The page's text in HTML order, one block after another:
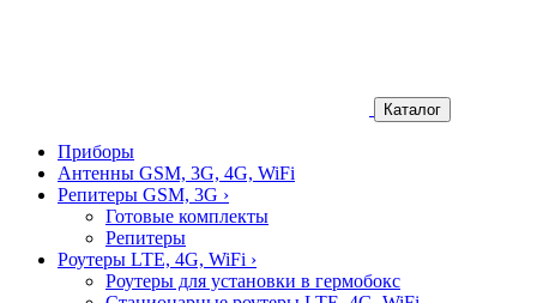
Каталог
Приборы
Антенны GSM, 3G, 4G, WiFi
Репитеры GSM, 3G ›
Готовые комплекты
Репитеры
Роутеры LTE, 4G, WiFi ›
Роутеры для установки в гермобокс